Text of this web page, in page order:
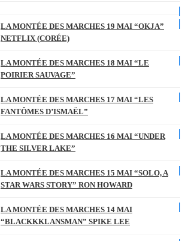
LA MONTÉE DES MARCHES 19 MAI “OKJA”
NETFLIX (CORÉE)
LA MONTÉE DES MARCHES 18 MAI “LE
POIRIER SAUVAGE”
LA MONTÉE DES MARCHES 17 MAI “LES
FANTÔMES D’ISMAËL”
LA MONTÉE DES MARCHES 16 MAI “UNDER
THE SILVER LAKE”
LA MONTÉE DES MARCHES 15 MAI “SOLO, A
STAR WARS STORY” RON HOWARD
LA MONTÉE DES MARCHES 14 MAI
“BLACKKKLANSMAN” SPIKE LEE